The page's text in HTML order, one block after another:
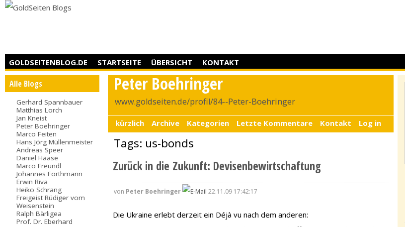
GOLDSEITENBLOG.DE STARTSEITE ÜBERSICHT KONTAKT
Alle Blogs
Gerhard Spannbauer
Matthias Lorch
Jan Kneist
Peter Boehringer
Marco Feiten
Hans Jörg Müllenmeister
Andreas Speer
Daniel Haase
Marco Freundl
Johannes Forthmann
Erwin Riva
Heiko Schrang
Freigeist Rüdiger vom
Weisenstein
Ralph Bärligea
Prof. Dr. Eberhard
Peter Boehringer
www.goldseiten.de/profil/84--Peter-Boehringer
kürzlich Archive Kategorien Letzte Kommentare Kontakt Log in
Tags: us-bonds
Zurück in die Zukunft: Devisenbewirtschaftung
von Peter Boehringer 22.11.09 17:42:17
Die Ukraine erlebt derzeit ein Déjà vu nach dem anderen: